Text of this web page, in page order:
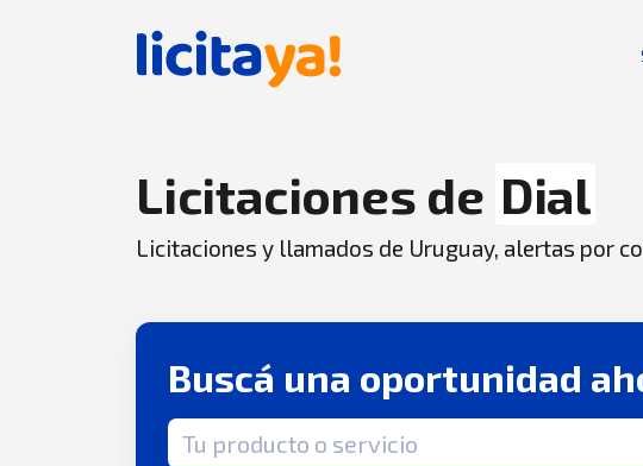
Licitaciones de Dial
Licitaciones y llamados de Uruguay, alertas por
Buscá una oportunidad
Término de búsqueda